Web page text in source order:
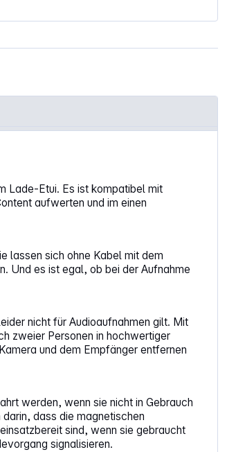
Lade-Etui. Es ist kompatibel mit
aufwerten und im einen
lassen sich ohne Kabel mit dem
Und es ist egal, ob bei der Aufnahme
nicht für Audioaufnahmen gilt. Mit
zweier Personen in hochwertiger
und dem Empfänger entfernen
werden, wenn sie nicht in Gebrauch
dass die magnetischen
sind, wenn sie gebraucht
signalisieren.